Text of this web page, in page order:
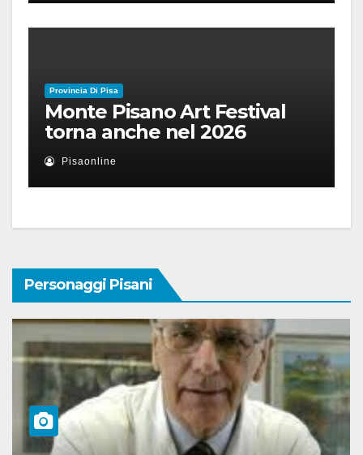
Provincia Di Pisa
Monte Pisano Art Festival
torna anche nel 2026
Pisaonline
Personaggi Pisani